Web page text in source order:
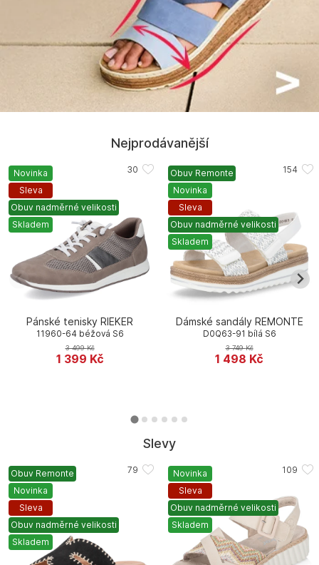
Nejprodávanější
Novinka
Sleva
Obuv nadměrné velikosti
Skladem
Pánské tenisky RIEKER
11960-64 béžová S6
1 399 Kč
3 499Kč
Obuv Remonte
Novinka
Sleva
Obuv nadměrné velikosti
Skladem
Dámské sandály REMONTE
D0Q63-91 bílá S6
1 498 Kč
3 749Kč
Slevy
Obuv Remonte
Novinka
Sleva
Obuv nadměrné velikosti
Skladem
Novinka
Sleva
Obuv nadměrné velikosti
Skladem